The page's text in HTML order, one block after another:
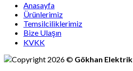
Anasayfa
Ürünlerimiz
Temsilciliklerimiz
Bize Ulaşın
KVKK
Copyright 2026 © Gökhan Elektrik